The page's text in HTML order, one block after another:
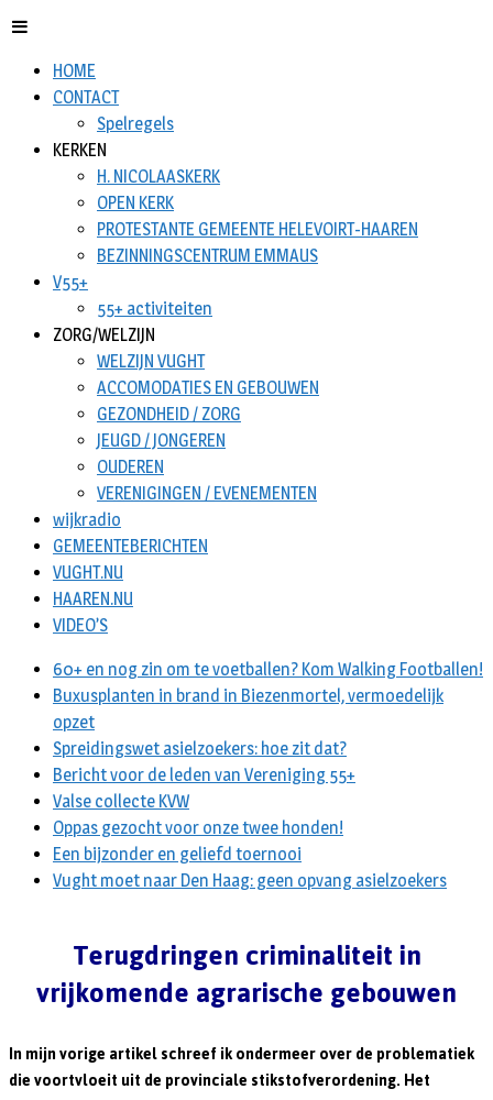
HOME
CONTACT
Spelregels
KERKEN
H. NICOLAASKERK
OPEN KERK
PROTESTANTE GEMEENTE HELEVOIRT-HAAREN
BEZINNINGSCENTRUM EMMAUS
V55+
55+ activiteiten
ZORG/WELZIJN
WELZIJN VUGHT
ACCOMODATIES EN GEBOUWEN
GEZONDHEID / ZORG
JEUGD / JONGEREN
OUDEREN
VERENIGINGEN / EVENEMENTEN
wijkradio
GEMEENTEBERICHTEN
VUGHT.NU
HAAREN.NU
VIDEO’S
60+ en nog zin om te voetballen? Kom Walking Footballen!
Buxusplanten in brand in Biezenmortel, vermoedelijk
opzet
Spreidingswet asielzoekers: hoe zit dat?
Bericht voor de leden van Vereniging 55+
Valse collecte KVW
Oppas gezocht voor onze twee honden!
Een bijzonder en geliefd toernooi
Vught moet naar Den Haag: geen opvang asielzoekers
Terugdringen criminaliteit in
vrijkomende agrarische gebouwen
In mijn vorige artikel schreef ik ondermeer over de problematiek
die voortvloeit uit de provinciale stikstofverordening. Het